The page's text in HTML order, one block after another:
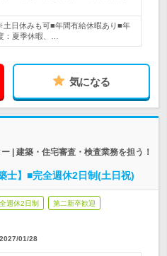
日休みも可■年間有給休暇あり■年
：夏季休暇、…
気になる
| 建築・住宅審査・検査業務を担う！
士】■完全週休2日制(土日祝)
週休2日制 第二新卒歓迎
2027/01/28